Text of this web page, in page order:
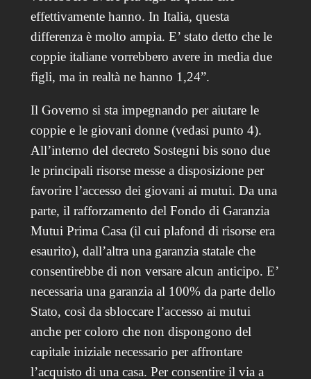
effettivamente hanno. In Italia, questa
differenza è molto ampia. E’ stato detto che le
coppie italiane vorrebbero avere in media due
figli, ma in realtà ne hanno 1,24”.
Il Governo si sta impegnando per aiutare le
coppie e le giovani donne (vedasi punto 4).
All’interno del decreto Sostegni bis sono due
le principali risorse messe a disposizione per
favorire l’accesso dei giovani ai mutui. Da una
parte, il rafforzamento del Fondo di Garanzia
Mutui Prima Casa (il cui plafond di risorse era
esaurito), dall’altra una garanzia statale che
consentirebbe di non versare alcun anticipo. E’
necessaria una garanzia al 100% da parte dello
Stato, così da sbloccare l’accesso ai mutui
anche per coloro che non dispongono del
capitale iniziale necessario per affrontare
l’acquisto di una casa. Per consentire il via a